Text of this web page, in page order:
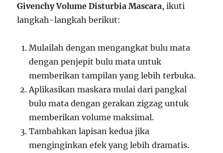
Givenchy Volume Disturbia Mascara, ikuti
langkah-langkah berikut:
Mulailah dengan mengangkat bulu mata
dengan penjepit bulu mata untuk
memberikan tampilan yang lebih terbuka.
Aplikasikan maskara mulai dari pangkal
bulu mata dengan gerakan zigzag untuk
memberikan volume maksimal.
Tambahkan lapisan kedua jika
menginginkan efek yang lebih dramatis.